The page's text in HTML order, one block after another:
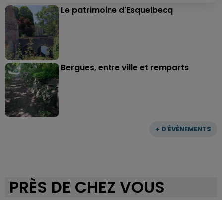
+ D'ÉVÈNEMENTS
Le patrimoine d'Esquelbecq
Bergues, entre ville et remparts
PRÈS DE CHEZ VOUS